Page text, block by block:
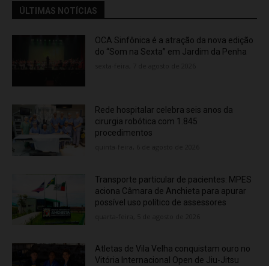
ÚLTIMAS NOTÍCIAS
OCA Sinfônica é a atração da nova edição
do “Som na Sexta” em Jardim da Penha
Rede hospitalar celebra seis anos da
cirurgia robótica com 1.845
procedimentos
Transporte particular de pacientes: MPES
aciona Câmara de Anchieta para apurar
possível uso político de assessores
Atletas de Vila Velha conquistam ouro no
Vitória Internacional Open de Jiu-Jitsu